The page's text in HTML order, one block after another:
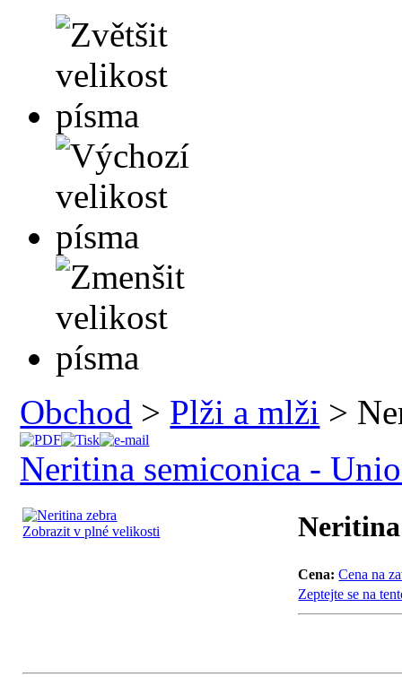
Obchod > Plži a mlži >
Neritina semiconica -
Zobrazit v plné velikosti
Cena:Cena na
Zeptejte se na